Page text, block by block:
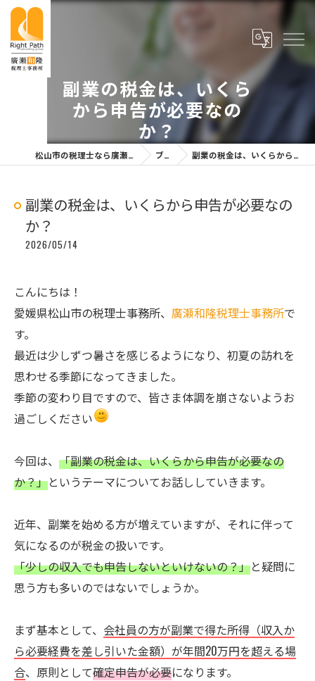
副業の税金は、いくら
から申告が必要なの
か？
松山市の税理士なら廣瀬和隆税理士事務所 ブログ 副業の税金は、いくらから申告が必要なのか？
副業の税金は、いくらから申告が必要なの
か？
2026/05/14
こんにちは！
愛媛県松山市の税理士事務所、 廣瀬和隆税理士事務所で
す。
最近は少しずつ暑さを感じるようになり、初夏の訪れを
思わせる季節になってきました。
季節の変わり目ですので、皆さま体調を崩さないようお
過ごしください
今回は、 「副業の税金は、いくらから申告が必要なの
か？」というテーマについてお話ししていきます。
近年、副業を始める方が増えていますが、それに伴って
気になるのが税金の扱いです。
「少しの収入でも申告しないといけないの？」と疑問に
思う方も多いのではないでしょうか。
まず基本として、 会社員の方が副業で得た所得（収入か
ら必要経費を差し引いた金額）が年間20万円を超える場
合、原則として確定申告が必要になります。